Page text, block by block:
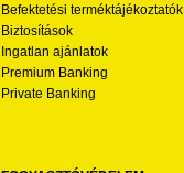
Befektetési terméktájékoztatók
Biztosítások
Ingatlan ajánlatok
Premium Banking
Private Banking